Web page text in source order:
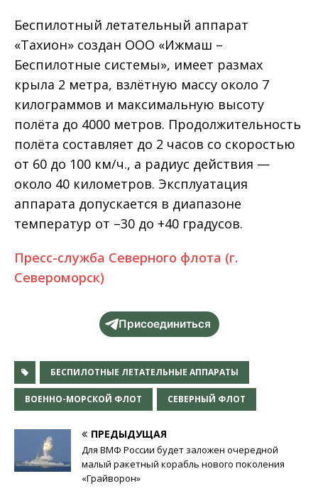
Беспилотный летательный аппарат
«Тахион» создан ООО «Ижмаш –
Беспилотные системы», имеет размах
крыла 2 метра, взлётную массу около 7
килограммов и максимальную высоту
полёта до 4000 метров. Продолжительность
полёта составляет до 2 часов со скоростью
от 60 до 100 км/ч., а радиус действия —
около 40 километров. Эксплуатация
аппарата допускается в диапазоне
температур от –30 до +40 градусов.
Пресс-служба Северного флота (г.
Североморск)
Присоединиться
БЕСПИЛОТНЫЕ ЛЕТАТЕЛЬНЫЕ АППАРАТЫ
ВОЕННО-МОРСКОЙ ФЛОТ СЕВЕРНЫЙ ФЛОТ
ПРЕДЫДУЩАЯ
Для ВМФ России будет заложен очередной
малый ракетный корабль нового поколения
«Грайворон»